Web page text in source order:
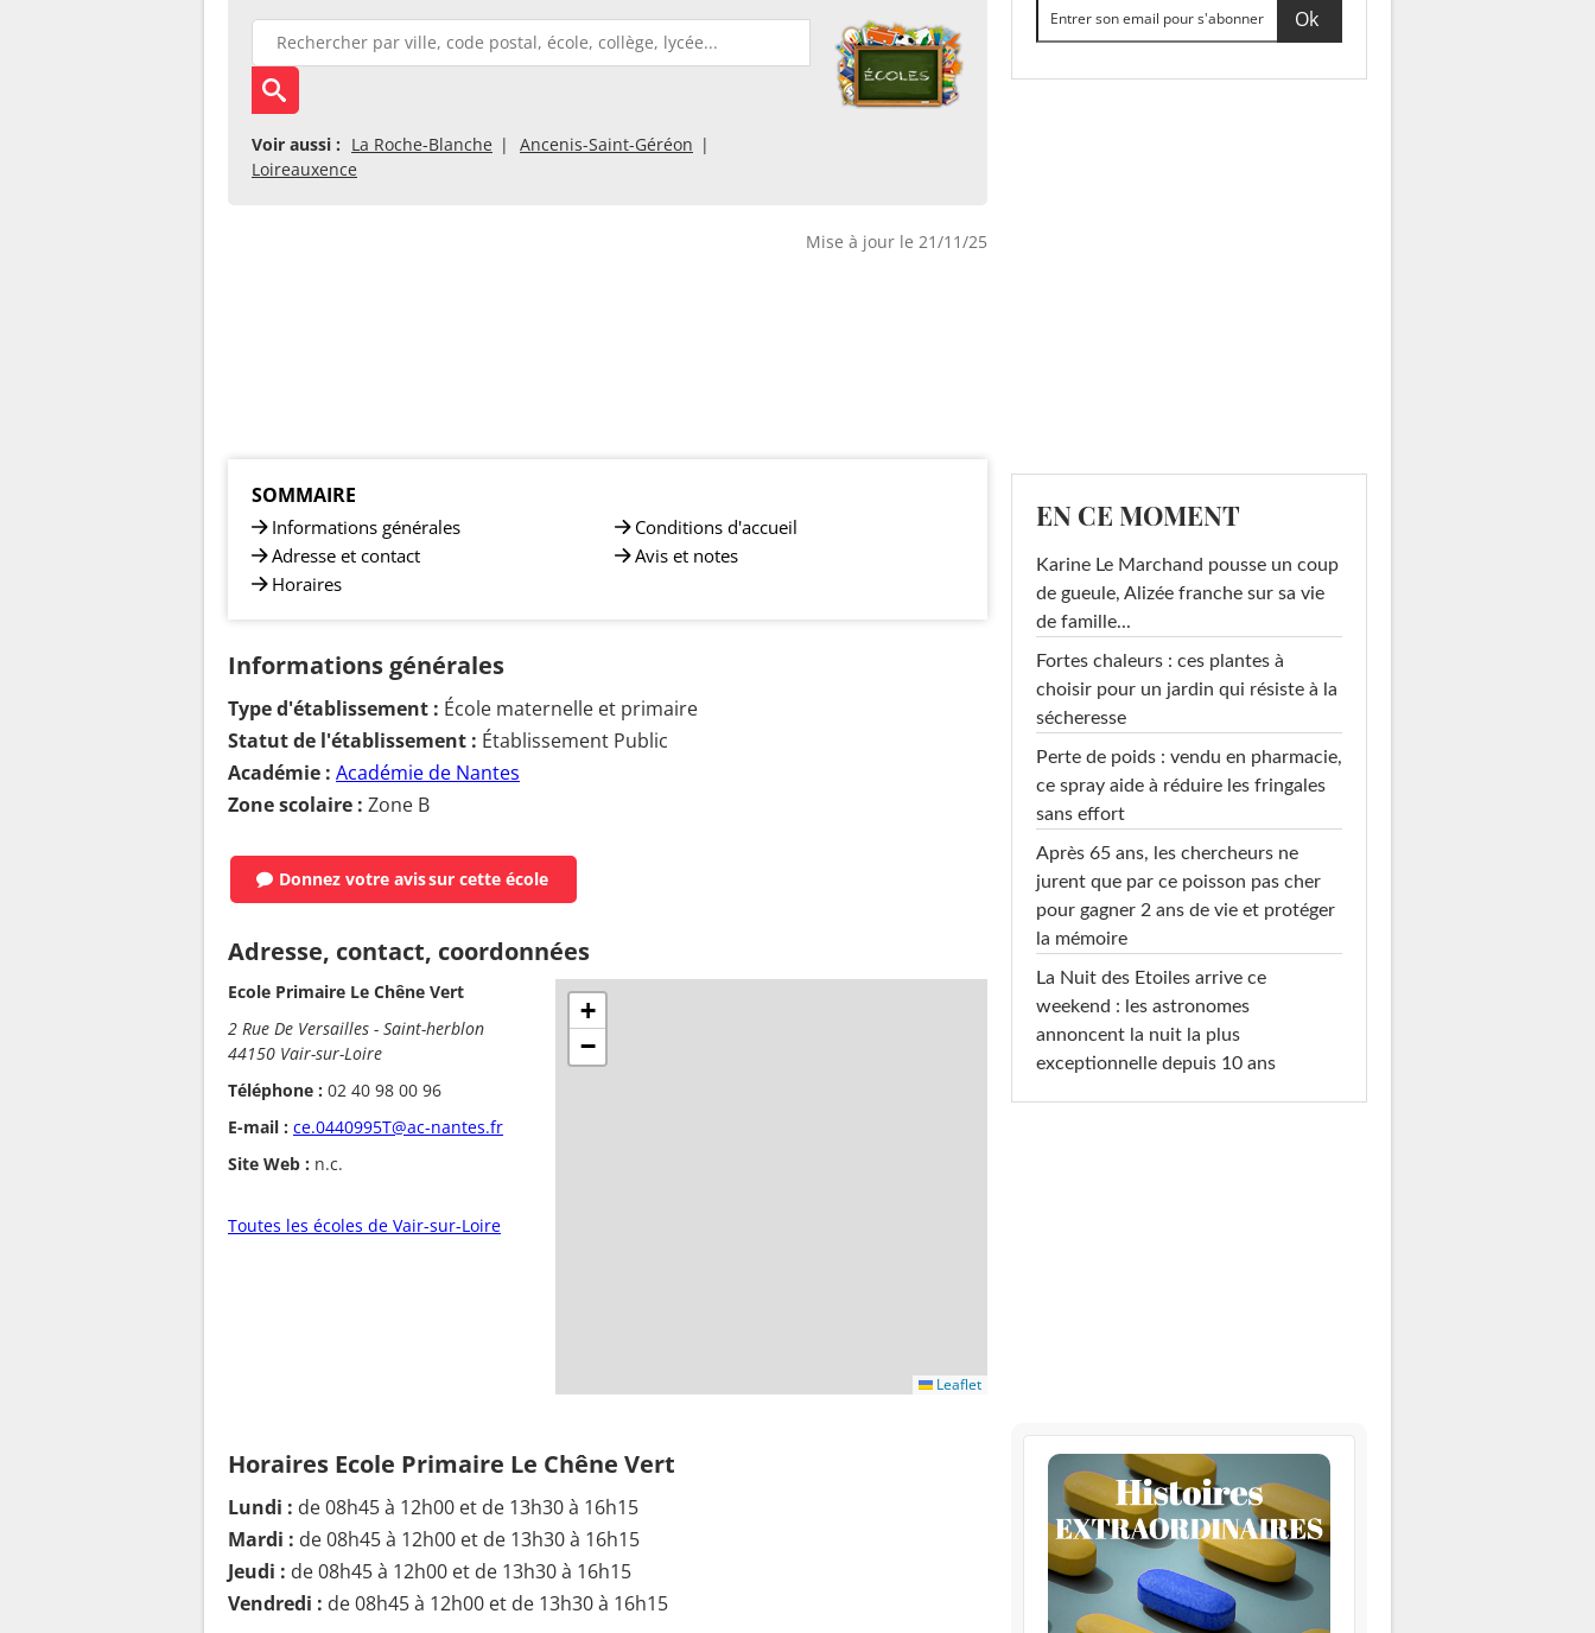
Voir aussi : La Roche-Blanche
Ancenis-Saint-Géréon
Loireauxence
Mise à jour le 21/11/25
SOMMAIRE
Informations générales
Adresse et contact
Horaires
Conditions d'accueil
Avis et notes
Informations générales
Type d'établissement : École maternelle et primaire
Statut de l'établissement : Établissement Public
Académie : Académie de Nantes
Zone scolaire : Zone B
Donnez votre avissur cette école
Adresse, contact, coordonnées
Ecole Primaire Le Chêne Vert
2 Rue De Versailles - Saint-herblon
44150 Vair-sur-Loire
Téléphone : 02 40 98 00 96
E-mail : ce.0440995T@ac-nantes.fr
Site Web : n.c.
Toutes les écoles de Vair-sur-Loire
+
−
Leaflet
Horaires Ecole Primaire Le Chêne Vert
Lundi : de 08h45 à 12h00 et de 13h30 à 16h15
Mardi : de 08h45 à 12h00 et de 13h30 à 16h15
Jeudi : de 08h45 à 12h00 et de 13h30 à 16h15
Vendredi : de 08h45 à 12h00 et de 13h30 à 16h15
EN CE MOMENT
Karine Le Marchand pousse un coup
de gueule, Alizée franche sur sa vie
de famille...
Fortes chaleurs : ces plantes à
choisir pour un jardin qui résiste à la
sécheresse
Perte de poids : vendu en pharmacie,
ce spray aide à réduire les fringales
sans effort
Après 65 ans, les chercheurs ne
jurent que par ce poisson pas cher
pour gagner 2 ans de vie et protéger
la mémoire
La Nuit des Etoiles arrive ce
weekend : les astronomes
annoncent la nuit la plus
exceptionnelle depuis 10 ans